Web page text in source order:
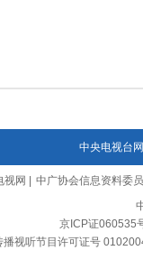
中央电视台
视网 中广协会信息资料委
京ICP证060535
播视听节目许可证号